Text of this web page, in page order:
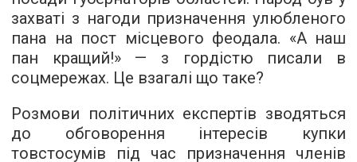
захваті з нагоди призначення улюбленого
пана на пост місцевого феодала. «А наш
пан кращий!» — з гордістю писали в
соцмережах. Це взагалі що таке?
Розмови політичних експертів зводяться
до обговорення інтересів купки
товстосумів під час призначення членів